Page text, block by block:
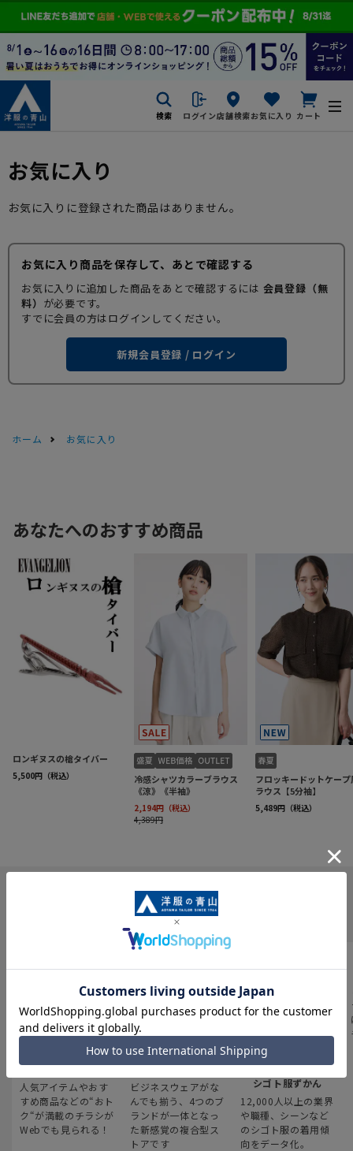
検索 ログイン店舗検索お気に入り カート
お気に入り
お気に入りに登録された商品はありません。
お気に入り商品を保存して、あとで確認する
お気に入りに追加した商品をあとで確認するには 会員登録（無
料） が必要です。
すでに会員の方はログインしてください。
新規会員登録 / ログイン
ホーム お気に入り
INFORMATION
最新のお買い得情報
人気アイテムやおす
すめ商品などの“おト
ク“が満載のチラシが
Webでも見られる！
スーツスクエア
ビジネスウェアがな
んでも揃う、4つのブ
ランドが一体となっ
た新感覚の複合型ス
トアです
みんなの
シゴト服ずかん
12,000人以上の業界
や職種、シーンなど
のシゴト服の着用傾
向をデータ化。